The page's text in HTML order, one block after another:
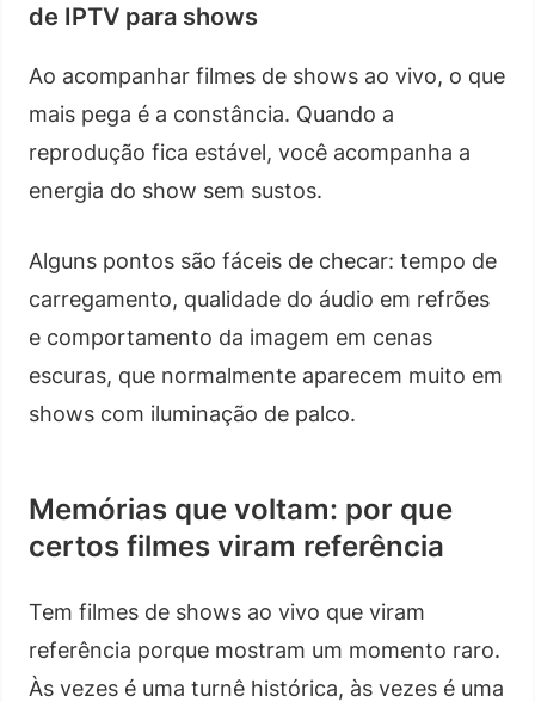
de IPTV para shows
Ao acompanhar filmes de shows ao vivo, o que
mais pega é a constância. Quando a
reprodução fica estável, você acompanha a
energia do show sem sustos.
Alguns pontos são fáceis de checar: tempo de
carregamento, qualidade do áudio em refrões
e comportamento da imagem em cenas
escuras, que normalmente aparecem muito em
shows com iluminação de palco.
Memórias que voltam: por que
certos filmes viram referência
Tem filmes de shows ao vivo que viram
referência porque mostram um momento raro.
Às vezes é uma turnê histórica, às vezes é uma